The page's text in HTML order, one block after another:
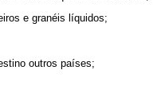
e granéis líquidos;
outros países;